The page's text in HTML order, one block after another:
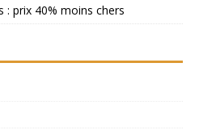
: prix 40% moins chers